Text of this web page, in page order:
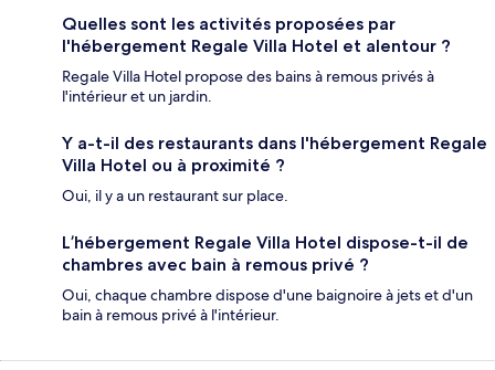
Quelles sont les activités proposées par
l'hébergement Regale Villa Hotel et alentour ?
Regale Villa Hotel propose des bains à remous privés à
l'intérieur et un jardin.
Y a-t-il des restaurants dans l'hébergement Regale
Villa Hotel ou à proximité ?
Oui, il y a un restaurant sur place.
L’hébergement Regale Villa Hotel dispose-t-il de
chambres avec bain à remous privé ?
Oui, chaque chambre dispose d'une baignoire à jets et d'un
bain à remous privé à l'intérieur.